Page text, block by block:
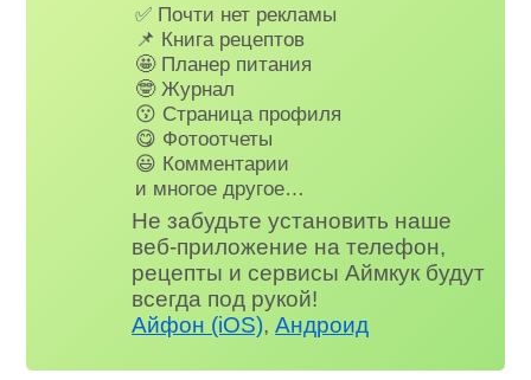
✅ Почти нет рекламы
📌 Книга рецептов
🤩 Планер питания
🤓 Журнал
😗 Страница профиля
😋 Фотоотчеты
😃 Комментарии
и многое другое…
Не забудьте установить наше
веб-приложение на телефон,
рецепты и сервисы Аймкук будут
всегда под рукой!
Айфон (iOS),Андроид